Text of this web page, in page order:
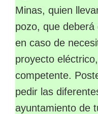
Minas, quien
pozo, que
en caso de
proyecto
competente.
pedir las
ayuntamiento de